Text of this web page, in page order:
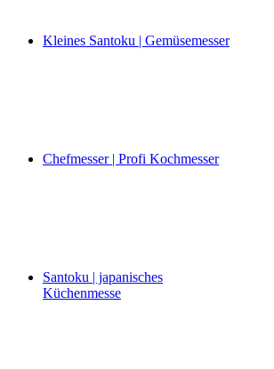
Kleines Santoku | Gemüsemesser
Chefmesser | Profi Kochmesser
Santoku | japanisches
Küchenmesse